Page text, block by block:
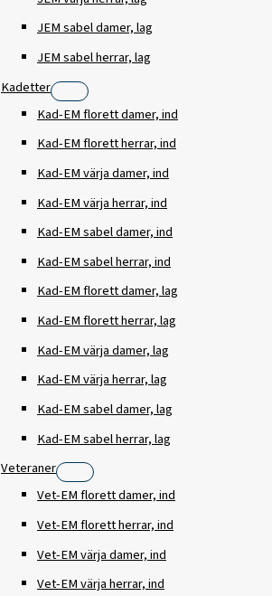
JEM sabel damer, lag
JEM sabel herrar, lag
Kadetter
Kad-EM florett damer, ind
Kad-EM florett herrar, ind
Kad-EM värja damer, ind
Kad-EM värja herrar, ind
Kad-EM sabel damer, ind
Kad-EM sabel herrar, ind
Kad-EM florett damer, lag
Kad-EM florett herrar, lag
Kad-EM värja damer, lag
Kad-EM värja herrar, lag
Kad-EM sabel damer, lag
Kad-EM sabel herrar, lag
Veteraner
Vet-EM florett damer, ind
Vet-EM florett herrar, ind
Vet-EM värja damer, ind
Vet-EM värja herrar, ind